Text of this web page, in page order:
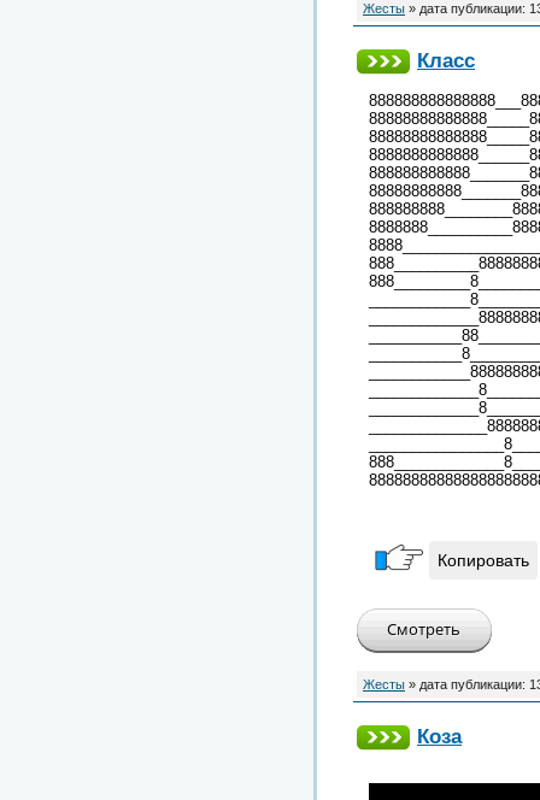
Жесты » дата публикации:
Класс
Копировать
Жесты » дата публикации:
Коза